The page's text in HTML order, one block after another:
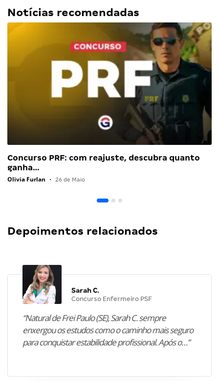
Notícias recomendadas
Concurso PRF: com reajuste, descubra quanto
ganha…
Olivia Furlan • 26 de Maio
Depoimentos relacionados
Sarah C.
Concurso Enfermeiro PSF
“Natural de Frei Paulo (SE), Sarah C. sempre
enxergou os estudos como o caminho mais seguro
para conquistar estabilidade profissional. Após o…”